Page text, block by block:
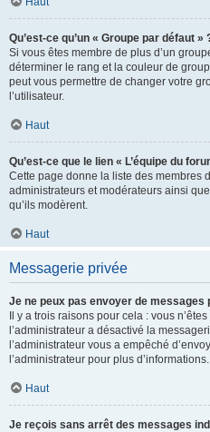
Qu’est-ce qu’un « Groupe par défaut »
Si vous êtes membre de plus d’un
déterminer le rang et la couleur de
peut vous permettre de changer votre
l’utilisateur.
Haut
Qu’est-ce que le lien « L’équipe du
Cette page donne la liste des membres
administrateurs et modérateurs ainsi
qu’ils modèrent.
Haut
Messagerie privée
Je ne peux pas envoyer de messages
Il y a trois raisons pour cela : vous
l’administrateur a désactivé la
l’administrateur vous a empêché
l’administrateur pour plus d’informations.
Haut
Je reçois sans arrêt des messages